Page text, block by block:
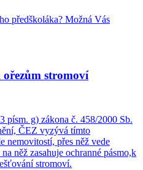
předškoláka? Možná Vás
stromoví
písm. g) zákona č. 458/2000 Sb.
ČEZ vyzývá tímto
nemovitostí, přes něž vede
něž zasahuje ochranné pásmo,k
stromoví.